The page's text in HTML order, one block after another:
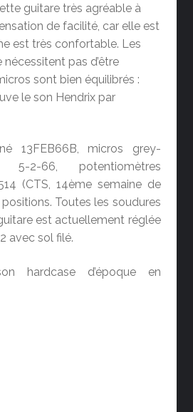
guitare très agréable à
de facilité, car elle est
est très confortable. Les
nécessitent pas d’être
sont bien équilibrés :
le son Hendrix par
13FEB66B, micros grey-
2-66, potentiomètres
(CTS, 14ème semaine de
Toutes les soudures
est actuellement réglée
avec sol filé.
hardcase d’époque en